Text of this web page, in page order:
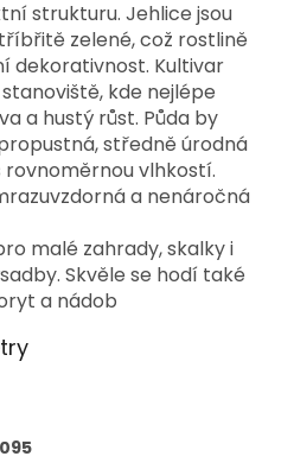
strukturu. Jehlice jsou
zelené, což rostlině
dekorativnost. Kultivar
kde nejlépe
a hustý růst. Půda by
středně úrodná
rovnoměrnou vlhkostí.
a nenáročná
malé zahrady, skalky i
Skvěle se hodí také
a nádob